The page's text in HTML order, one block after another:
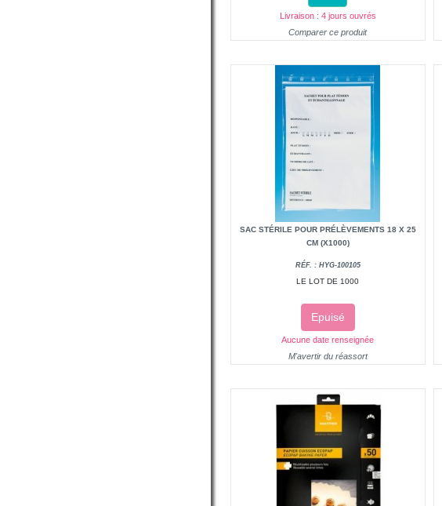
Livraison : 4 jours ouvrés
Comparer ce produit
SAC STÉRILE POUR PRÉLÈVEMENTS 18 X 25
CM (X1000)
RÉF. : HYG-100105
LE LOT DE 1000
Epuisé
Aucune date renseignée
M'avertir du réassort